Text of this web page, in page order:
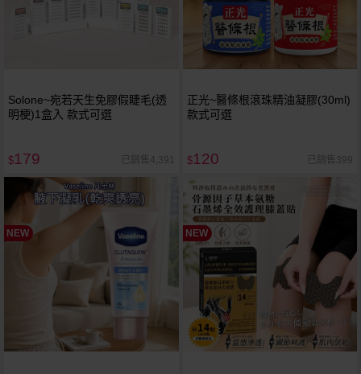
Solone~宛若天生免膠假睫毛(透
明梗)1盒入 款式可選
$179 已銷售4,391
正光~醫條根滾珠精油凝膠(30ml)
款式可選
$120 已銷售399
NEW NEW